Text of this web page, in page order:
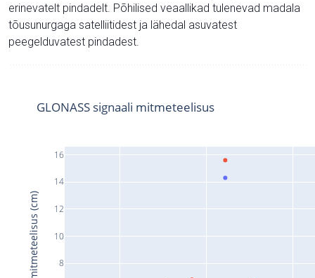
erinevatelt pindadelt. Põhilised veaallikad tulenevad madala
tõusunurgaga satelliitidest ja lähedal asuvatest
peegelduvatest pindadest.
8
10
12
14
16
GLONASS signaali mitmeteelisus